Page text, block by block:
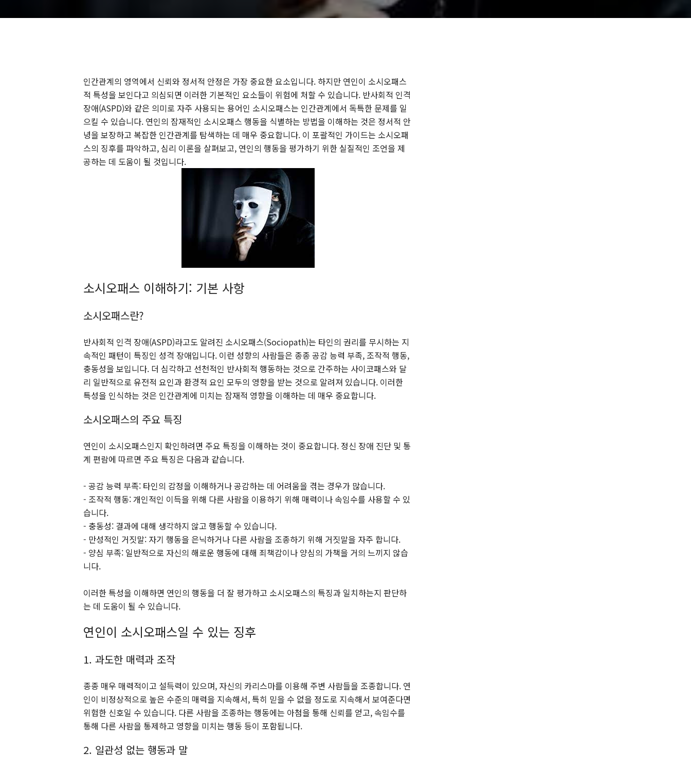
인간관계의 영역에서 신뢰와 정서적 안정은 가장 중요한 요소입니다. 하지만 연인이 소시오패스
적 특성을 보인다고 의심되면 이러한 기본적인 요소들이 위험에 처할 수 있습니다. 반사회적 인격
장애(ASPD)와 같은 의미로 자주 사용되는 용어인 소시오패스는 인간관계에서 독특한 문제를 일
으킬 수 있습니다. 연인의 잠재적인 소시오패스 행동을 식별하는 방법을 이해하는 것은 정서적 안
녕을 보장하고 복잡한 인간관계를 탐색하는 데 매우 중요합니다. 이 포괄적인 가이드는 소시오패
스의 징후를 파악하고, 심리 이론을 살펴보고, 연인의 행동을 평가하기 위한 실질적인 조언을 제
공하는 데 도움이 될 것입니다.
소시오패스 이해하기: 기본 사항
소시오패스란?
반사회적 인격 장애(ASPD)라고도 알려진 소시오패스(Sociopath)는 타인의 권리를 무시하는 지
속적인 패턴이 특징인 성격 장애입니다. 이런 성향의 사람들은 종종 공감 능력 부족, 조작적 행동,
충동성을 보입니다. 더 심각하고 선천적인 반사회적 행동하는 것으로 간주하는 사이코패스와 달
리 일반적으로 유전적 요인과 환경적 요인 모두의 영향을 받는 것으로 알려져 있습니다. 이러한
특성을 인식하는 것은 인간관계에 미치는 잠재적 영향을 이해하는 데 매우 중요합니다.
소시오패스의 주요 특징
연인이 소시오패스인지 확인하려면 주요 특징을 이해하는 것이 중요합니다. 정신 장애 진단 및 통
계 편람에 따르면 주요 특징은 다음과 같습니다.
- 공감 능력 부족: 타인의 감정을 이해하거나 공감하는 데 어려움을 겪는 경우가 많습니다.
- 조작적 행동: 개인적인 이득을 위해 다른 사람을 이용하기 위해 매력이나 속임수를 사용할 수 있
습니다.
- 충동성: 결과에 대해 생각하지 않고 행동할 수 있습니다.
- 만성적인 거짓말: 자기 행동을 은닉하거나 다른 사람을 조종하기 위해 거짓말을 자주 합니다.
- 양심 부족: 일반적으로 자신의 해로운 행동에 대해 죄책감이나 양심의 가책을 거의 느끼지 않습
니다.
이러한 특성을 이해하면 연인의 행동을 더 잘 평가하고 소시오패스의 특징과 일치하는지 판단하
는 데 도움이 될 수 있습니다.
연인이 소시오패스일 수 있는 징후
1. 과도한 매력과 조작
종종 매우 매력적이고 설득력이 있으며, 자신의 카리스마를 이용해 주변 사람들을 조종합니다. 연
인이 비정상적으로 높은 수준의 매력을 지속해서, 특히 믿을 수 없을 정도로 지속해서 보여준다면
위험한 신호일 수 있습니다. 다른 사람을 조종하는 행동에는 아첨을 통해 신뢰를 얻고, 속임수를
통해 다른 사람을 통제하고 영향을 미치는 행동 등이 포함됩니다.
2. 일관성 없는 행동과 말